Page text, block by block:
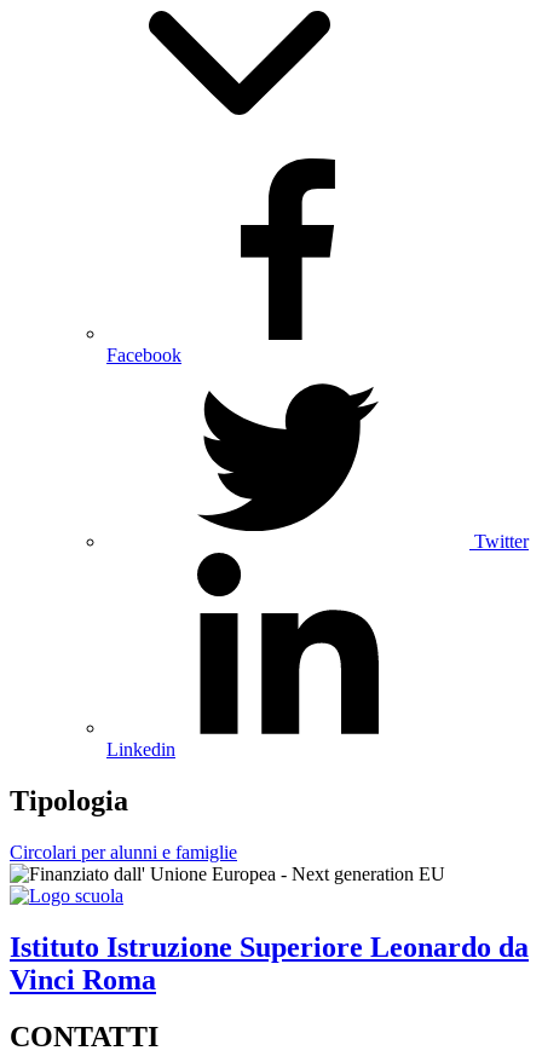
Facebook
Twitter
Linkedin
Tipologia
Circolari per alunni e famiglie
Istituto Istruzione Superiore Leonardo da
Vinci Roma
CONTATTI